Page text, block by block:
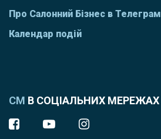
Про Салонний Бізнес в Телеграм
Календар подій
СМ В СОЦІАЛЬНИХ МЕРЕЖАХ